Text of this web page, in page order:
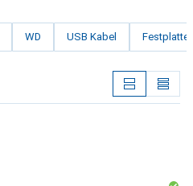
WD USB Kabel Festplatte